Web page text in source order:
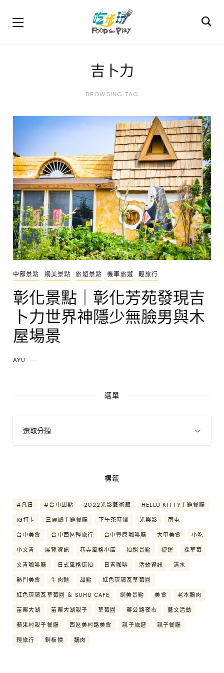
吉卜力
BROWSING TAG
中部景點 網美景點 旅遊景點 機車旅遊 輕旅行
彰化景點｜彰化芳苑發現吉
卜力世界神隱少無臉男與木
屋場景
AYU
選單
標籤
#凡日 #台中甜點 2022光影藝術節 HELLO KITTY主題餐廳
IG打卡 三麗鷗主題餐廳 下午茶時間 光與影 南屯
台中美食 台中西區輕旅行 台中豐原咖啡廳 大甲美食 小吃
小文青 展覽資訊 巷弄風格小店 拍照景點 捷運 採草莓
文青咖啡廳 日式風格街拍 日青咖啡 活動資訊 清水
熱門美食 牛肉麵 甜點 紅色琉璃瓦草莓園
紅色琉璃瓦草莓園 ＆ SUHU CAFÉ 網美景點 美食 老本鵝肉
苗栗大湖 苗栗大湖親子 草莓園 蔣公路夜市 藝文活動
蘋果村親子餐廳 西區美村路美食 親子旅遊 親子餐廳
輕旅行 銅板價 鵝肉